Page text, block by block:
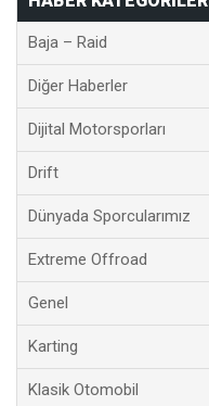
Baja – Raid
Diğer Haberler
Dijital Motorsporları
Drift
Dünyada Sporcularımız
Extreme Offroad
Genel
Karting
Klasik Otomobil